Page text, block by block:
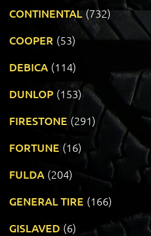
CONTINENTAL (732)
COOPER (53)
DEBICA (114)
DUNLOP (153)
FIRESTONE (291)
FORTUNE (16)
FULDA (204)
GENERAL TIRE (166)
GISLAVED (6)